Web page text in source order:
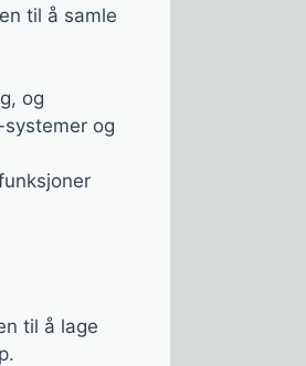
til å samle
og
og
til å lage